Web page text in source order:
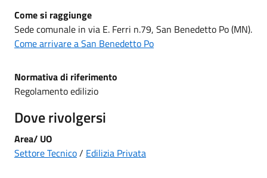
Come si raggiunge
Sede comunale in via E. Ferri n.79, San Benedetto Po (MN).
Come arrivare a San Benedetto Po
Normativa di riferimento
Regolamento edilizio
Dove rivolgersi
Area/ UO
Settore Tecnico/ Edilizia Privata